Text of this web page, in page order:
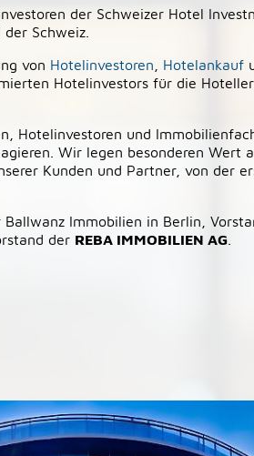
der Schweizer Hotel
Schweiz.
von Hotelinvestoren Hotelankauf
Hotelinvestors für die
Hotelinvestoren und
Wir legen besonderen Wert
Kunden und Partner, von der
Immobilien in Berlin,
der REBA IMMOBILIEN AG